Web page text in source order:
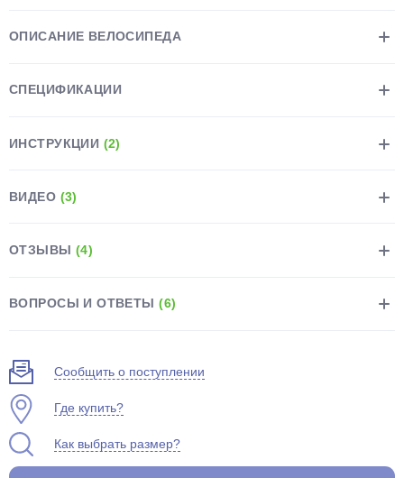
ОПИСАНИЕ ВЕЛОСИПЕДА
СПЕЦИФИКАЦИИ
ИНСТРУКЦИИ (2)
ВИДЕО (3)
ОТЗЫВЫ (4)
ВОПРОСЫ И ОТВЕТЫ(6)
Сообщить о поступлении
Где купить?
Как выбрать размер?